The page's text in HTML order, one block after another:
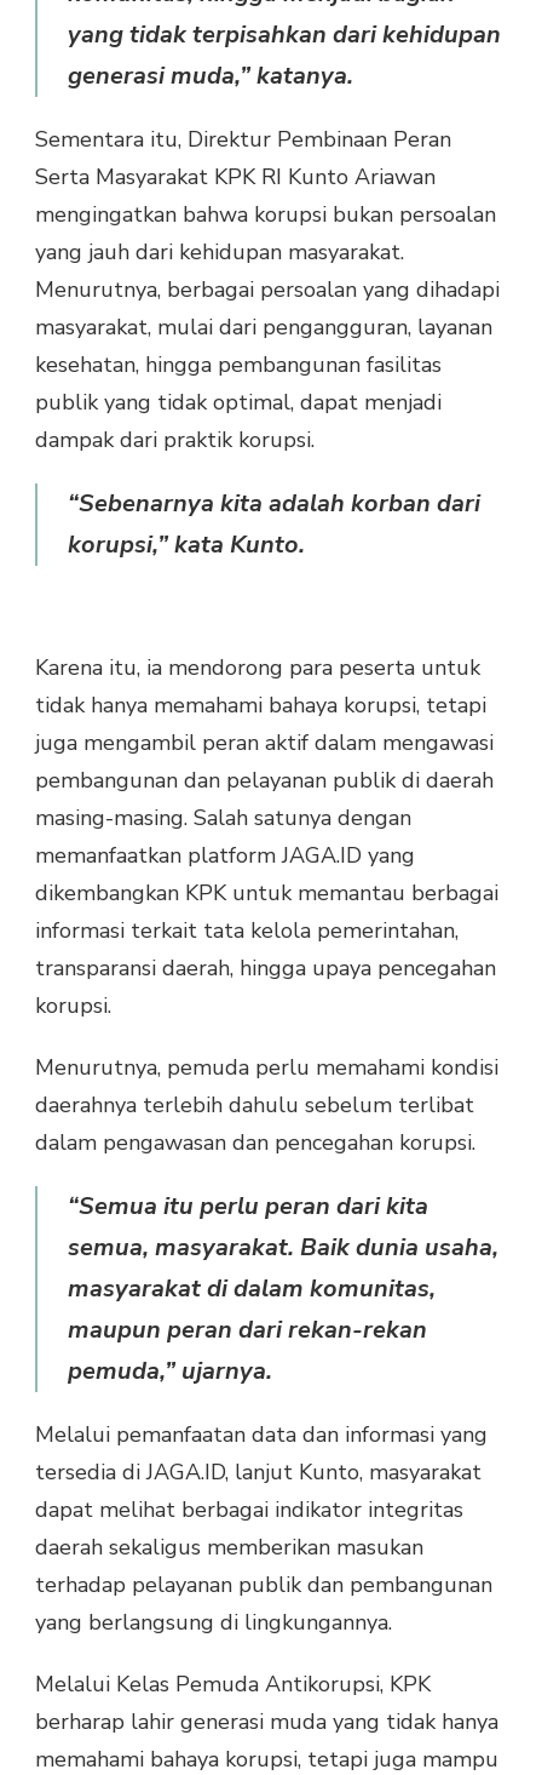
yang tidak terpisahkan dari kehidupan
generasi muda,” katanya.
Sementara itu, Direktur Pembinaan Peran
Serta Masyarakat KPK RI Kunto Ariawan
mengingatkan bahwa korupsi bukan persoalan
yang jauh dari kehidupan masyarakat.
Menurutnya, berbagai persoalan yang dihadapi
masyarakat, mulai dari pengangguran, layanan
kesehatan, hingga pembangunan fasilitas
publik yang tidak optimal, dapat menjadi
dampak dari praktik korupsi.
“Sebenarnya kita adalah korban dari
korupsi,” kata Kunto.
Karena itu, ia mendorong para peserta untuk
tidak hanya memahami bahaya korupsi, tetapi
juga mengambil peran aktif dalam mengawasi
pembangunan dan pelayanan publik di daerah
masing-masing. Salah satunya dengan
memanfaatkan platform JAGA.ID yang
dikembangkan KPK untuk memantau berbagai
informasi terkait tata kelola pemerintahan,
transparansi daerah, hingga upaya pencegahan
korupsi.
Menurutnya, pemuda perlu memahami kondisi
daerahnya terlebih dahulu sebelum terlibat
dalam pengawasan dan pencegahan korupsi.
“Semua itu perlu peran dari kita
semua, masyarakat. Baik dunia usaha,
masyarakat di dalam komunitas,
maupun peran dari rekan-rekan
pemuda,” ujarnya.
Melalui pemanfaatan data dan informasi yang
tersedia di JAGA.ID, lanjut Kunto, masyarakat
dapat melihat berbagai indikator integritas
daerah sekaligus memberikan masukan
terhadap pelayanan publik dan pembangunan
yang berlangsung di lingkungannya.
Melalui Kelas Pemuda Antikorupsi, KPK
berharap lahir generasi muda yang tidak hanya
memahami bahaya korupsi, tetapi juga mampu